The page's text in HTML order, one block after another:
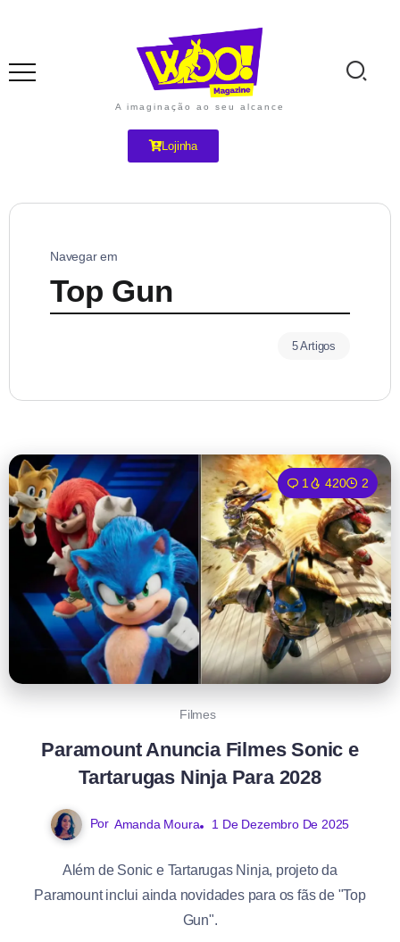
A imaginação ao seu alcance
Lojinha
Navegar em
Top Gun
5 Artigos
1 420 2
Filmes
Paramount Anuncia Filmes Sonic e
Tartarugas Ninja Para 2028
Por Amanda Moura 1 De Dezembro De 2025
Além de Sonic e Tartarugas Ninja, projeto da
Paramount inclui ainda novidades para os fãs de "Top
Gun".